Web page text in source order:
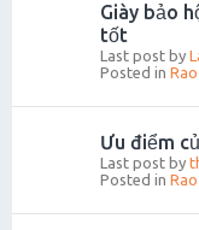
Giày bảo
tốt
Last post by
Posted in
Ưu điểm
Last post by
Posted in